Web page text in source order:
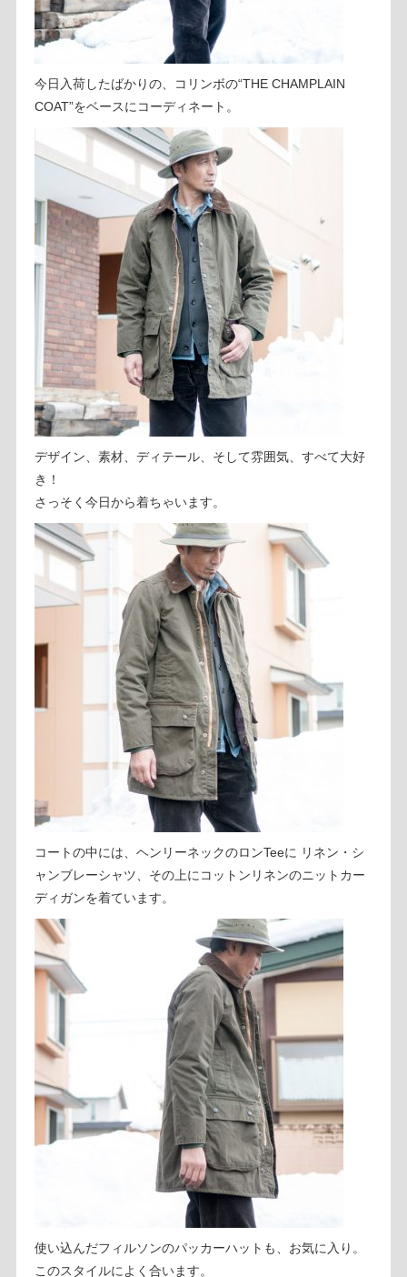
今日入荷したばかりの、コリンボの“THE CHAMPLAIN
COAT”をベースにコーディネート。
デザイン、素材、ディテール、そして雰囲気、すべて大好
き！
さっそく今日から着ちゃいます。
コートの中には、ヘンリーネックのロンTeeに リネン・シ
ャンブレーシャツ、その上にコットンリネンのニットカー
ディガンを着ています。
使い込んだフィルソンのパッカーハットも、お気に入り。
このスタイルによく合います。